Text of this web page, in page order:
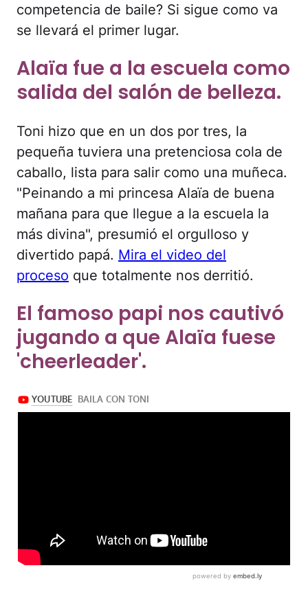
competencia de baile? Si sigue como va
se llevará el primer lugar.
Alaïa fue a la escuela como
salida del salón de belleza.
Toni hizo que en un dos por tres, la
pequeña tuviera una pretenciosa cola de
caballo, lista para salir como una muñeca.
"Peinando a mi princesa Alaïa de buena
mañana para que llegue a la escuela la
más divina", presumió el orgulloso y
divertido papá. Mira el video del
proceso que totalmente nos derritió.
El famoso papi nos cautivó
jugando a que Alaïa fuese
'cheerleader'.